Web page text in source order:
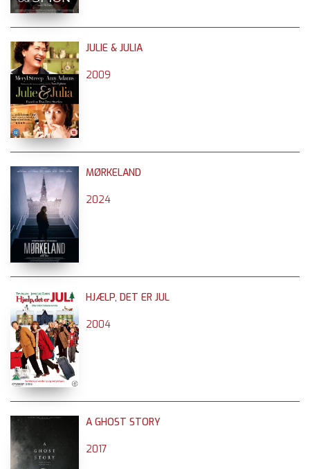
JULIE & JULIA
2009
MØRKELAND
2024
HJÆLP, DET ER JUL
2004
A GHOST STORY
2017